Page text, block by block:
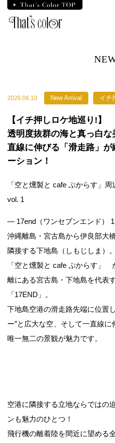
Skip
2026.06.10 New Arrival イチ
【イチ押しロケ地巡り!
透明度抜群の海と真っ白
直線に伸びる「滑走路」
ーション！
「空と燻製と cafe ぷからす」
vol. 1
— 17end（ワンセブンエンド）
沖縄離島・宮古島から伊良部大
隣接する下地島（しもじしま）。
「空と燻製と cafe ぷからす」
離にある宮古島・下地島を代表
「17END」。
下地島空港の滑走路先端に位置
ー”と広大な空、そして一直線
唯一無二の景観が魅力です。
空港に隣接する立地ならではの
ンも魅力のひとつ！
飛行機の離着陸を間近に望める